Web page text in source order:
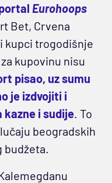
Eurohoops
Bet, Crvena
kupci trogodišnje
kupovinu nisu
pisao, uz sumu
je izdvojiti i
kazne i sudije. To
beogradskih
budžeta.